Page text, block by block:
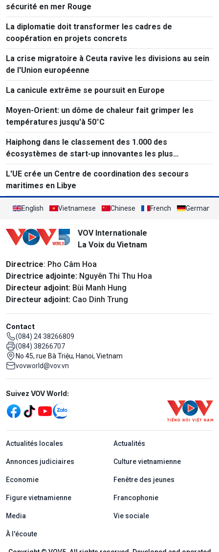
sécurité en mer Rouge
La diplomatie doit transformer les cadres de
coopération en projets concrets
La crise migratoire à Ceuta ravive les divisions au sein
de l'Union européenne
La canicule extrême se poursuit en Europe
Moyen-Orient: un dôme de chaleur fait grimper les
températures jusqu'à 50°C
Haiphong dans le classement des 1.000 des
écosystèmes de start-up innovantes les plus
performants au monde
L'UE crée un Centre de coordination des secours
maritimes en Libye
English Vietnamese Chinese French German
VOV Internationale
La Voix du Vietnam
Directrice: Pho Câm Hoa
Directrice adjointe: Nguyên Thi Thu Hoa
Directeur adjoint: Bùi Manh Hung
Directeur adjoint: Cao Dinh Trung
Contact
(084) 24 38266809
(084) 38266707
No 45, rue Bà Triệu, Hanoi, Vietnam
vovworld@vov.vn
Mạng xã hội
Suivez VOV World:
menu footer tiếng Pháp
Actualités locales Actualités
Annonces judiciaires Culture vietnamienne
Economie Fenêtre des jeunes
Figure vietnamienne Francophonie
Media Vie sociale
À l'écoute